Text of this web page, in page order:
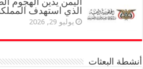
الذي استهدف
يوليو 29, 2026
أنشطة البعثات